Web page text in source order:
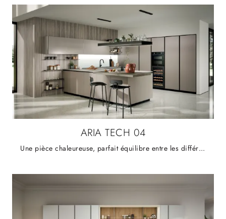
ARIA TECH 04
Une pièce chaleureuse, parfait équilibre entre les différents espaces de vie qui la composent, dont la cuisine avec ilôt central respecte l’esprit ...